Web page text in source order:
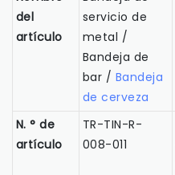
del
artículo
servicio de
metal /
Bandeja de
bar / Bandeja
de cerveza
N. ° de
artículo
TR-TIN-R-
008-011